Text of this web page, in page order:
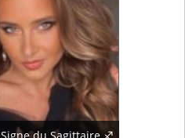
Signe du Sagittaire ♐